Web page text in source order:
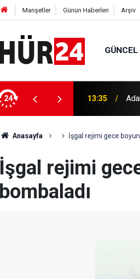
Manşetler Günün Haberleri Arşiv
GÜNCEL
24 13:30
Anasayfa İşgal rejimi gece
İşgal rejimi
bombaladı